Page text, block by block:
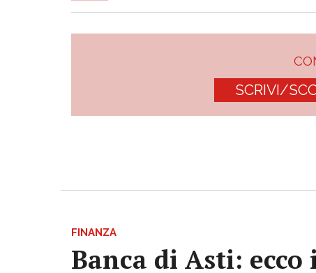
SCRIVI/
FINANZA
Banca di Asti: